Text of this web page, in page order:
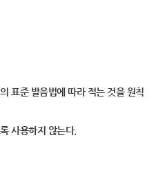
표준 발음법에 따라 적는 것을 원칙
사용하지 않는다.